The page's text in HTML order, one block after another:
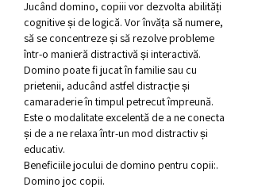
Jucând domino, copiii vor dezvolta abilități
cognitive și de logică. Vor învăța să numere,
să se concentreze și să rezolve probleme
într-o manieră distractivă și interactivă.
Domino poate fi jucat în familie sau cu
prietenii, aducând astfel distracție și
camaraderie în timpul petrecut împreună.
Este o modalitate excelentă de a ne conecta
și de a ne relaxa într-un mod distractiv și
educativ.
Beneficiile jocului de domino pentru copii:.
Domino joc copii.